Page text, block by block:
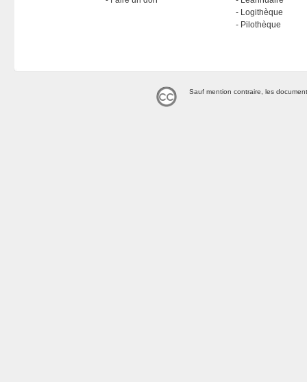
Logithèque
Pilothèque
Sauf mention contraire, les